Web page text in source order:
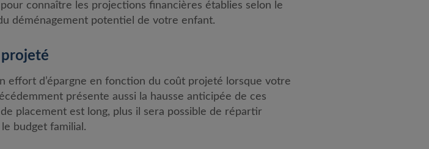
pour connaître les projections financières établies selon le
déménagement potentiel de votre enfant.
effort d’épargne en fonction du coût projeté lorsque votre
présente aussi la hausse anticipée de ces
placement est long, plus il sera possible de répartir
budget familial.